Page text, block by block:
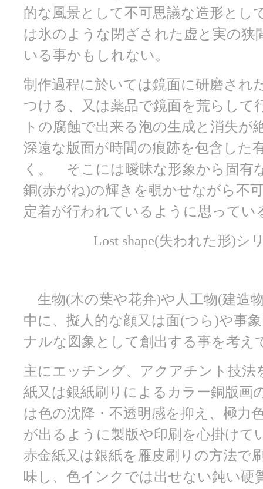
的な風景として不可思議な造形と
は氷のような閉ざされた虚と実の狭
いる事かもしれない。
制作過程に於いては鏡面に研磨され
つける、又は薬品で鏡面を荒らして
トの腐蝕で出来る泡の生成と消失が
深遠な版面が時間の痕跡を包含した
く。 そこには曖昧な形象から固有
銅(赤がね)の輝きを覗かせながら不
定着が行われているように思ってい
Lost shape(失われた形)シ
生物(木の葉や花弁)や人工物(建造
中に、擬人的な顔又は面(つら)や事
ナルな図象として創出する事を考え
主にエッチング、アクアチント技法
紙又は銀紙刷りによるカラー銅版画
は色の沈降・不透明感を抑え、極力
が出るように製版や印刷を心掛けて
赤金紙又は銀紙を雁皮刷りの方法で
味し、色インクでは出せない鈍い硬